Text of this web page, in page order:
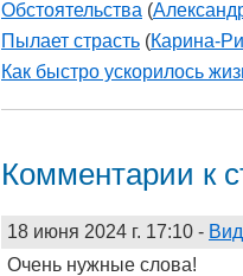
Обстоятельства (
Пылает страсть (Карина-
Как быстро ускорилось
Комментарии к
18 июня 2024 г. 17:10 -
Очень нужные слова!